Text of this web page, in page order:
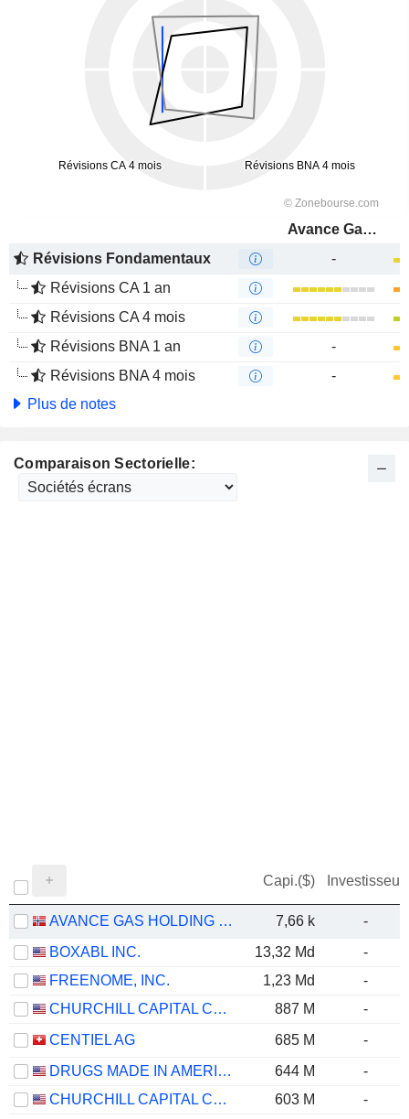
Avance Gas Holding Ltd
Révisions Fondamentaux
-
Révisions CA 1 an
Révisions CA 4 mois
Révisions BNA 1 an
-
Révisions BNA 4 mois
-
Plus de notes
Comparaison Sectorielle:
Capi.($) Investisseur
AVANCE GAS HOLDING LTD 7,66 k
-
BOXABL INC.
13,32 Md
-
FREENOME, INC.
1,23 Md
-
CHURCHILL CAPITAL CORP XI
887 M
-
CENTIEL AG
685 M
-
DRUGS MADE IN AMERICA ACQUISITION II CORP.
644 M
-
CHURCHILL CAPITAL CORP XII
603 M
-